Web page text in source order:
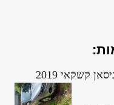
קשקאי 2019